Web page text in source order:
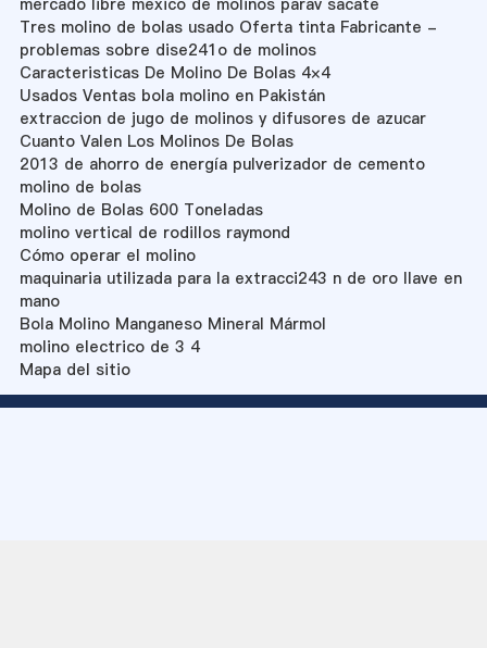
Tres molino de bolas usado Oferta tinta Fabricante -
problemas sobre dise241o de molinos
Caracteristicas De Molino De Bolas 4×4
Usados ​​Ventas bola molino en Pakistán
extraccion de jugo de molinos y difusores de azucar
Cuanto Valen Los Molinos De Bolas
2013 de ahorro de energía pulverizador de cemento
molino de bolas
Molino de Bolas 600 Toneladas
molino vertical de rodillos raymond
Cómo operar el molino
maquinaria utilizada para la extracci243 n de oro llave en
mano
Bola Molino Manganeso Mineral Mármol
molino electrico de 3 4
Mapa del sitio